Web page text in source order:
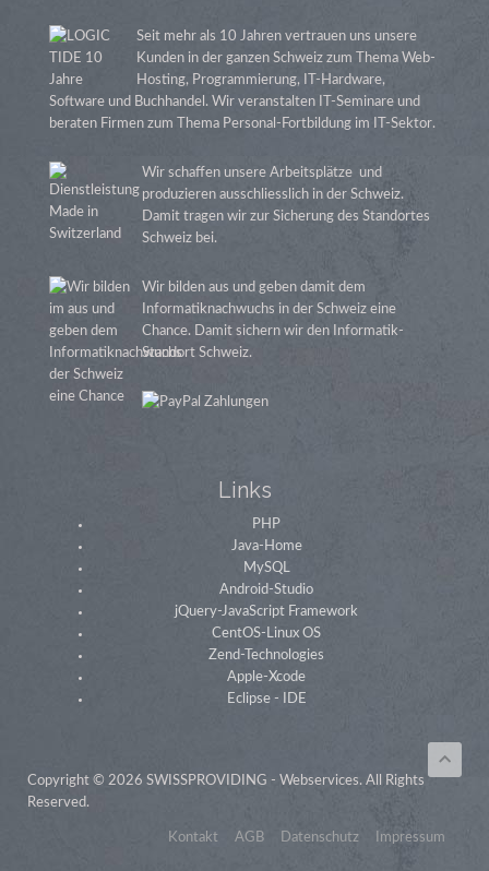
Seit mehr als 10 Jahren vertrauen uns unsere
Kunden in der ganzen Schweiz zum Thema Web-
Hosting, Programmierung, IT-Hardware,
Software und Buchhandel. Wir veranstalten IT-Seminare und
beraten Firmen zum Thema Personal-Fortbildung im IT-Sektor.
Wir schaffen unsere Arbeitsplätze und
produzieren ausschliesslich in der Schweiz.
Damit tragen wir zur Sicherung des Standortes
Schweiz bei.
Wir bilden aus und geben damit dem
Informatiknachwuchs in der Schweiz eine
Chance. Damit sichern wir den Informatik-
Standort Schweiz.
Links
PHP
Java-Home
MySQL
Android-Studio
jQuery-JavaScript Framework
CentOS-Linux OS
Zend-Technologies
Apple-Xcode
Eclipse - IDE
Copyright © 2026 SWISSPROVIDING - Webservices. All Rights
Reserved.
Impressum
Datenschutz
AGB
Kontakt